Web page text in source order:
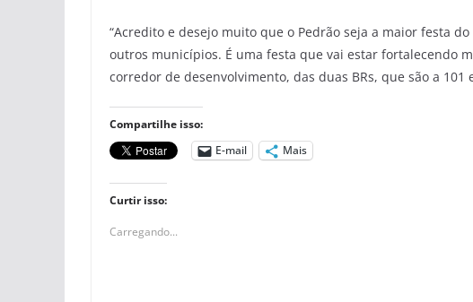
“Acredito e desejo muito que o Pedrão seja a maior festa
outros municípios. É uma festa que vai estar fortalecendo
corredor de desenvolvimento, das duas BRs, que são a 101
Compartilhe isso:
E-mail
Mais
Curtir isso:
Carregando...